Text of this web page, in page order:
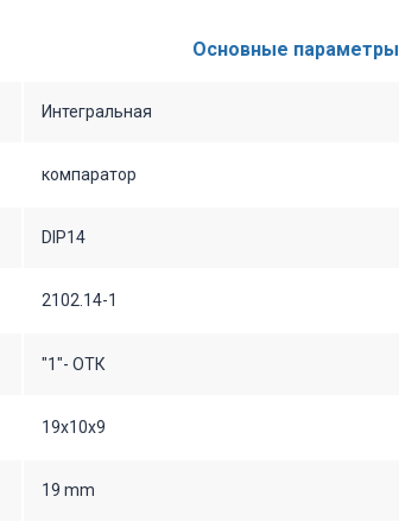
Основные параметры
Интегральная
компаратор
DIP14
2102.14-1
"1"- ОТК
19х10х9
19 mm